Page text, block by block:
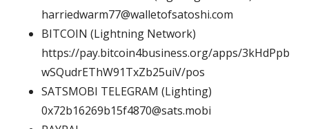
harriedwarm77@walletofsatoshi.com
BITCOIN (Lightning Network)
https://pay.bitcoin4business.org/apps/3kHdPpb
wSQudrEThW91TxZb25uiV/pos
SATSMOBI TELEGRAM (Lighting)
0x72b16269b15f4870@sats.mobi